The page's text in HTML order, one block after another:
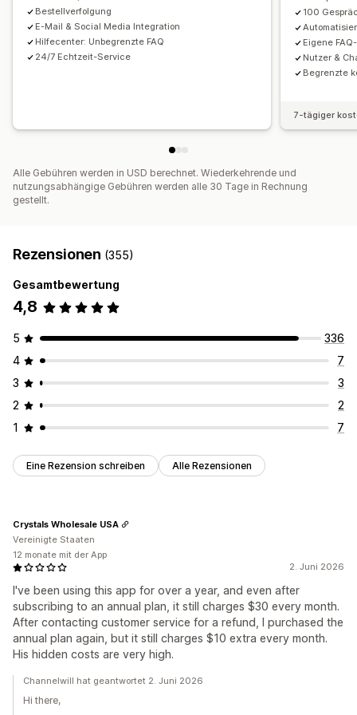
Bestellverfolgung
E-Mail & Social Media Integration
Hilfecenter: Unbegrenzte FAQ
24/7 Echtzeit-Service
100
Eigene
Nutzer &
Begrenzte
7-tägiger
Alle Gebühren werden in USD berechnet. Wiederkehrende und
nutzungsabhängige Gebühren werden alle 30 Tage in Rechnung
gestellt.
Rezensionen (355)
Gesamtbewertung
4,8
5
336
4
7
3
3
2
2
1
7
Eine Rezension schreiben Alle Rezensionen
2. Juni 2026
I've been using this app for over a year, and even after
subscribing to an annual plan, it still charges $30 every month.
After contacting customer service for a refund, I purchased the
annual plan again, but it still charges $10 extra every month.
His hidden costs are very high.
Crystals Wholesale USA
Vereinigte Staaten
12 monate mit der App
Channelwill hat geantwortet 2. Juni 2026
Hi there,